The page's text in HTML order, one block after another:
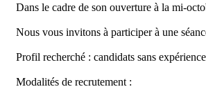
Dans le cadre de son ouverture à la mi-
Nous vous invitons à participer à une
Profil recherché : candidats sans
Modalités de recrutement :